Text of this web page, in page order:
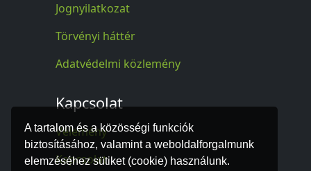
A tartalom és a közösségi funkciók
biztosításához, valamint a weboldalforgalmunk
elemzéséhez sütiket (cookie) használunk.
Jognyilatkozat
Törvényi háttér
Adatvédelmi közlemény
Kapcsolat
Vélemény
Kapcsolat